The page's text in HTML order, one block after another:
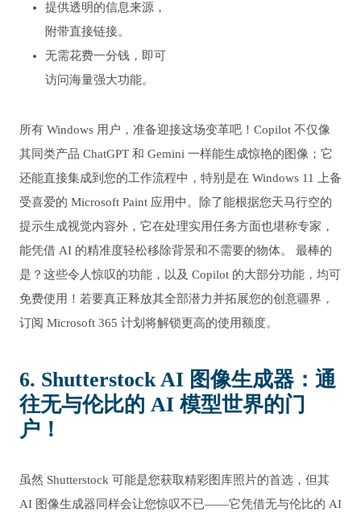
提供透明的信息来源，
附带直接链接。
无需花费一分钱，即可
访问海量强大功能。
所有 Windows 用户，准备迎接这场变革吧！Copilot 不仅像
其同类产品 ChatGPT 和 Gemini 一样能生成惊艳的图像；它
还能直接集成到您的工作流程中，特别是在 Windows 11 上备
受喜爱的 Microsoft Paint 应用中。除了能根据您天马行空的
提示生成视觉内容外，它在处理实用任务方面也堪称专家，
能凭借 AI 的精准度轻松移除背景和不需要的物体。 最棒的
是？这些令人惊叹的功能，以及 Copilot 的大部分功能，均可
免费使用！若要真正释放其全部潜力并拓展您的创意疆界，
订阅 Microsoft 365 计划将解锁更高的使用额度。
6. Shutterstock AI 图像生成器：通
往无与伦比的 AI 模型世界的门
户！
虽然 Shutterstock 可能是您获取精彩图库照片的首选，但其
AI 图像生成器同样会让您惊叹不已——它凭借无与伦比的 AI